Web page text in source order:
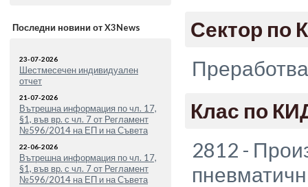
Последни новини от X3News
23-07-2026
Шестмесечен индивидуален
отчет
21-07-2026
Вътрешна информация по чл. 17,
§1, във вр. с чл. 7 от Регламент
№596/2014 на ЕП и на Съвета
22-06-2026
Вътрешна информация по чл. 17,
§1, във вр. с чл. 7 от Регламент
№596/2014 на ЕП и на Съвета
Сектор по
Клас по
2812 -